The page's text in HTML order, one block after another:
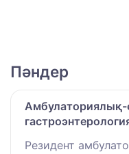
Пәндер
Резидент